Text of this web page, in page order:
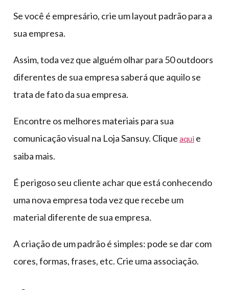
Se você é empresário, crie um layout padrão para a
sua empresa.
Assim, toda vez que alguém olhar para 50 outdoors
diferentes de sua empresa saberá que aquilo se
trata de fato da sua empresa.
Encontre os melhores materiais para sua
comunicação visual na Loja Sansuy. Clique aqui e
saiba mais.
É perigoso seu cliente achar que está conhecendo
uma nova empresa toda vez que recebe um
material diferente de sua empresa.
A criação de um padrão é simples: pode se dar com
cores, formas, frases, etc. Crie uma associação.